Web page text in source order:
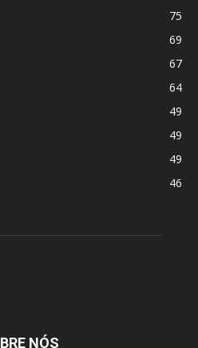
75
69
67
64
49
49
49
46
NÓS